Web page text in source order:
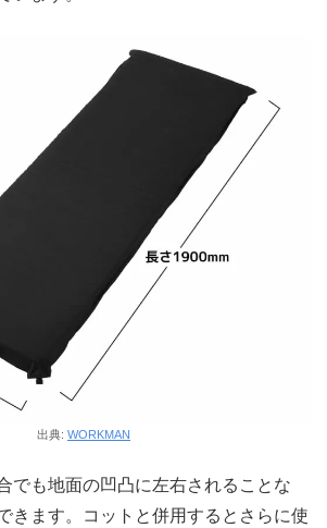
出典: WORKMAN
でも地面の凹凸に左右されることな
きます。コットと併用するとさらに使